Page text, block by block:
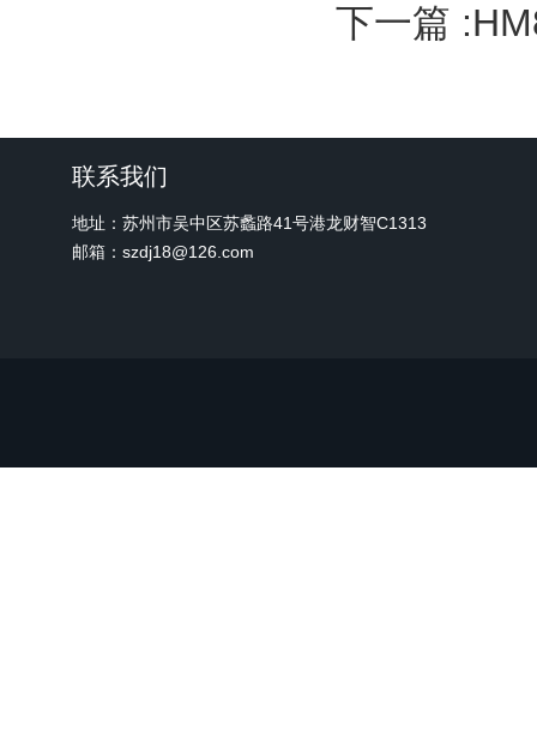
下一篇 :
联系我们
地址：苏州市吴中区苏蠡路41号港龙财智C1313
邮箱：szdj18@126.com